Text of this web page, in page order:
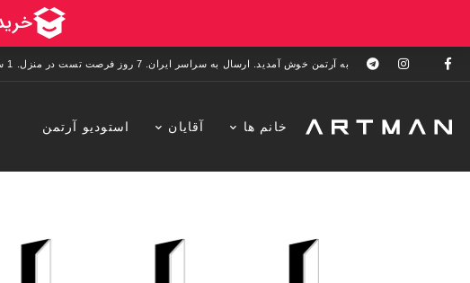
به آرتمن خوش آمدید. ارسال به سراسر ایران. 7 روز فرصت تست در منزل. 1 سال خدمات پس از فروش.
خانم ها آقایان استودیو آرتمن